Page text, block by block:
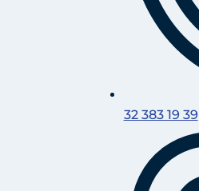
32 383 19 39